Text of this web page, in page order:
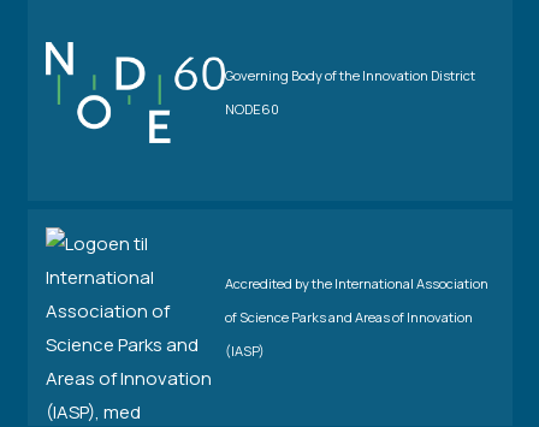
Governing Body of the Innovation District
NODE60
Accredited by the International Association
of Science Parks and Areas of Innovation
(IASP)